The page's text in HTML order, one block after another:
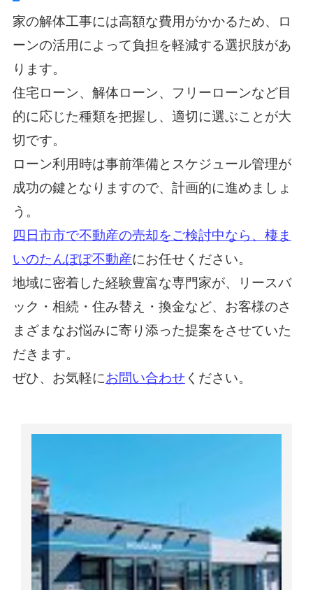
家の解体工事には高額な費用がかかるため、ロ
ーンの活用によって負担を軽減する選択肢があ
ります。
住宅ローン、解体ローン、フリーローンなど目
的に応じた種類を把握し、適切に選ぶことが大
切です。
ローン利用時は事前準備とスケジュール管理が
成功の鍵となりますので、計画的に進めましょ
う。
四日市市で不動産の売却をご検討中なら、棲ま
いのたんぽぽ不動産にお任せください。
地域に密着した経験豊富な専門家が、リースバ
ック・相続・住み替え・換金など、お客様のさ
まざまなお悩みに寄り添った提案をさせていた
だきます。
ぜひ、お気軽にお問い合わせ ください。